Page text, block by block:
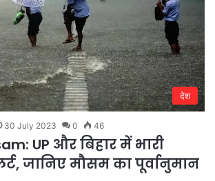
देश
30 July 2023 0 46
UP और बिहार में भारी
जानिए मौसम का पूर्वानुमान